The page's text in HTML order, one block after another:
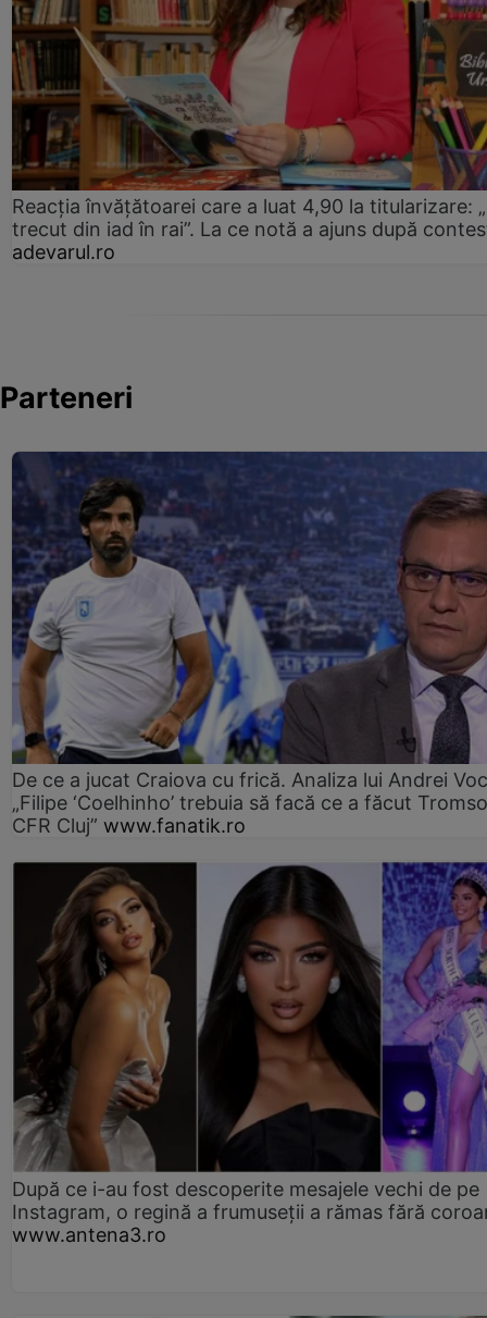
Reacția învățătoarei care a luat 4,90 la titularizare:
trecut din iad în rai”. La ce notă a ajuns după
adevarul.ro
Parteneri
De ce a jucat Craiova cu frică. Analiza lui Andrei
„Filipe ‘Coelhinho’ trebuia să facă ce a făcut
CFR Cluj” www.fanatik.ro
După ce i-au fost descoperite mesajele vechi de pe
Instagram, o regină a frumuseții a rămas fără
www.antena3.ro